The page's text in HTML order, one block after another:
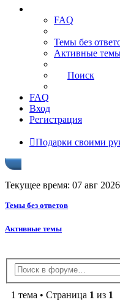
FAQ
Темы без
Активные
Поиск
FAQ
Вход
Регистрация
Подарки своими
Текущее время: 07 авг
Темы без ответов
Активные темы
1 тема • Страница 1 из 1